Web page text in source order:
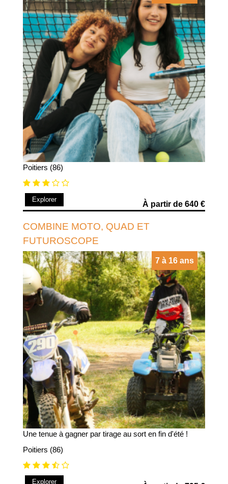
Poitiers (86)
Explorer
À partir de 640 €
COMBINE MOTO, QUAD ET
FUTUROSCOPE
7 à 16 ans
Une tenue à gagner par tirage au sort en fin d'été !
Poitiers (86)
Explorer